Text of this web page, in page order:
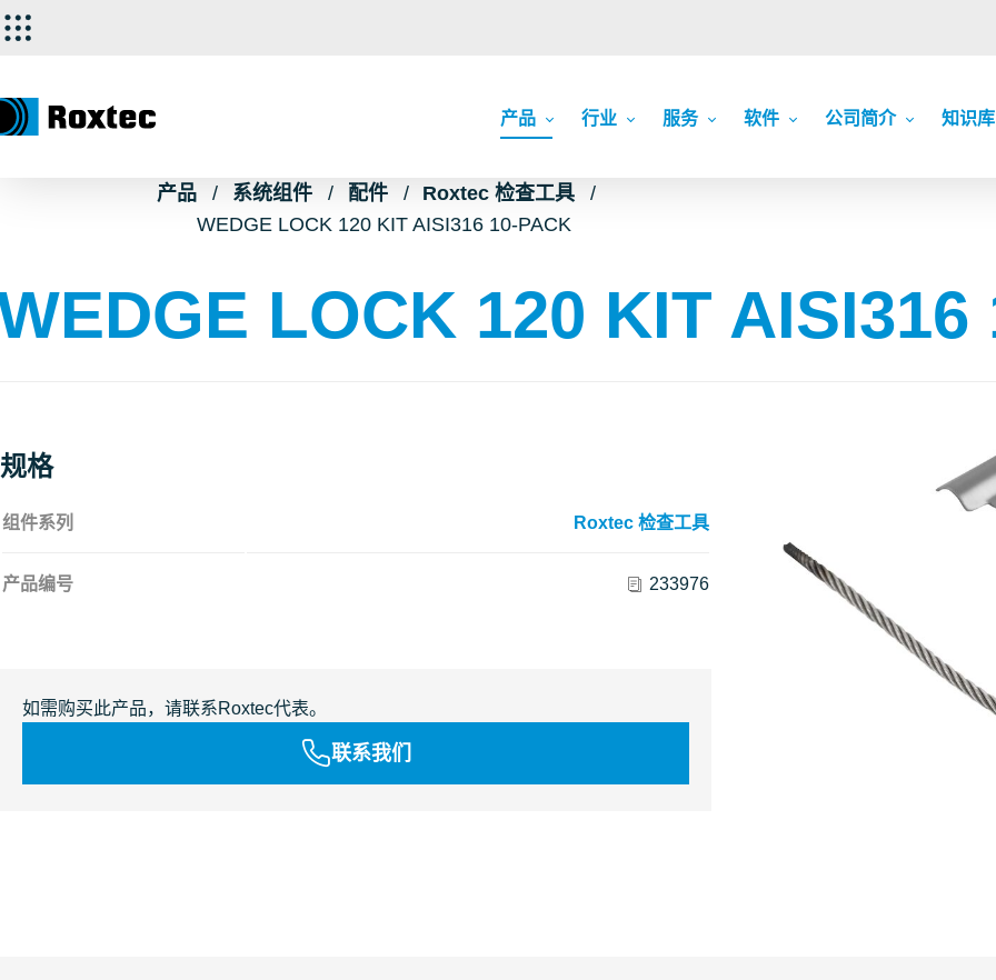
产品 行业 服务 软件 公司简介 知识库
产品 系统组件 配件
Roxtec 检查工具
WEDGE LOCK 120 KIT AISI316 10-PACK
LOCK 120 KIT AISI316
规格
组件系列 Roxtec 检查工具
产品编号 233976
如需购买此产品，请联系Roxtec代表。
联系我们